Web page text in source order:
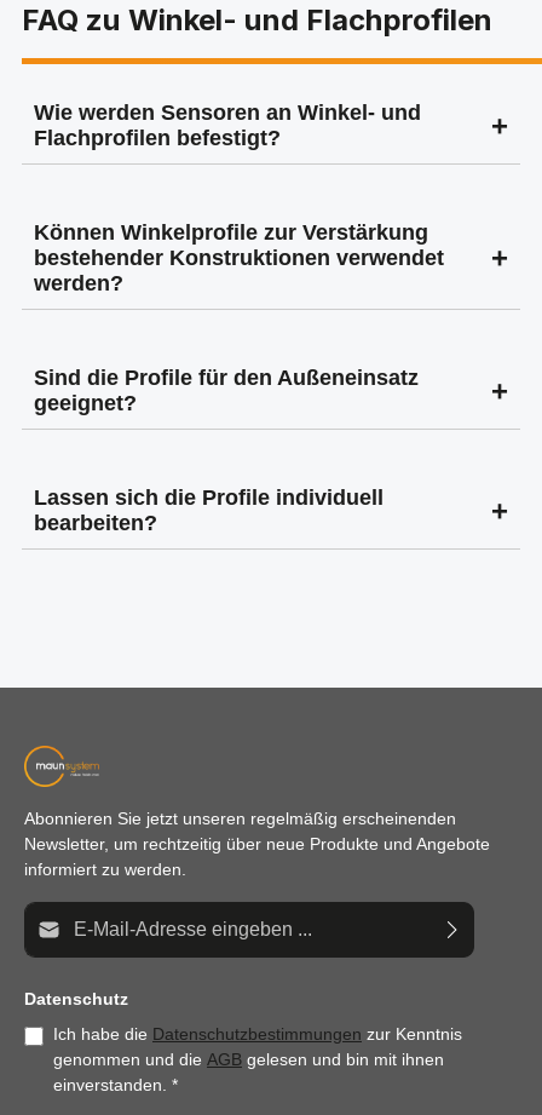
FAQ zu Winkel- und Flachprofilen
Wie werden Sensoren an Winkel- und
Flachprofilen befestigt?
mittels Schrauben, Klemmhaltern oder speziellen
Adapterplatten an den Profilen montiert werden.
Können Winkelprofile zur Verstärkung
bestehender Konstruktionen verwendet
werden?
nachträglichen Verstärkung von Ecken und Kanten in
bestehenden Konstruktionen.
Sind die Profile für den Außeneinsatz
geeignet?
Flachprofile wetterfest und somit auch für den
Außeneinsatz geeignet.
Lassen sich die Profile individuell
bearbeiten?
Abonnieren Sie jetzt unseren regelmäßig erscheinenden
Newsletter, um rechtzeitig über neue Produkte und Angebote
informiert zu werden.
E-Mail-Adresse*
Datenschutz
Ich habe die Datenschutzbestimmungen zur Kenntnis
genommen und die AGB gelesen und bin mit ihnen
einverstanden. *